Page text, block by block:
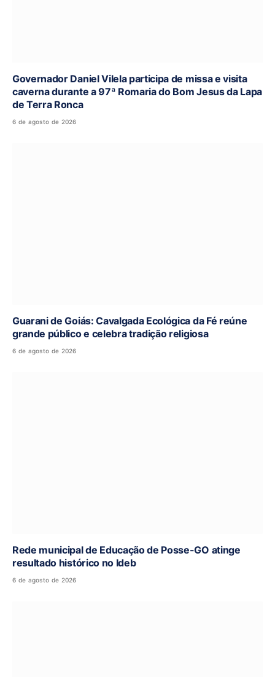
Governador Daniel Vilela participa de missa e visita
caverna durante a 97ª Romaria do Bom Jesus da Lapa
de Terra Ronca
6 de agosto de 2026
Guarani de Goiás: Cavalgada Ecológica da Fé reúne
grande público e celebra tradição religiosa
6 de agosto de 2026
Rede municipal de Educação de Posse-GO atinge
resultado histórico no Ideb
6 de agosto de 2026